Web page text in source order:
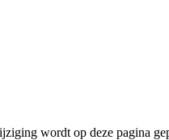
wordt op deze pagina